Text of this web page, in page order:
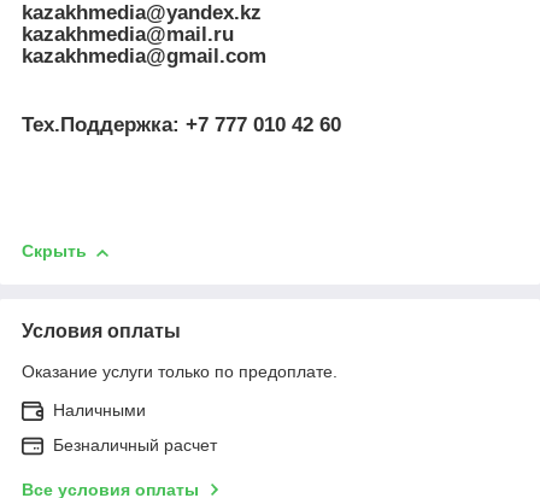
kazakhmedia@yandex.kz
kazakhmedia@mail.ru
kazakhmedia@gmail.com
Тех.Поддержка: +7 777 010 42 60
Скрыть
Условия оплаты
Оказание услуги только по предоплате.
Наличными
Безналичный расчет
Все условия оплаты